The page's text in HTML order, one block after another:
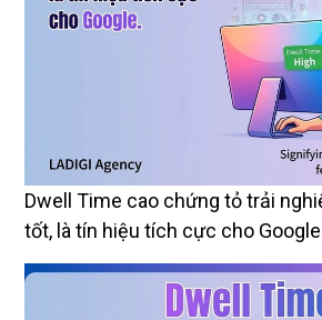
Dwell Time cao chứng tỏ trải
tốt, là tín hiệu tích cực cho